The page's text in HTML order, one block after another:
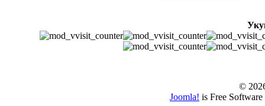
©
Joomla! is Free